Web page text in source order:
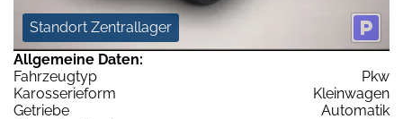
Standort Zentrallager
Allgemeine Daten:
Fahrzeugtyp
Pkw
Karosserieform
Kleinwagen
Getriebe
Automatik